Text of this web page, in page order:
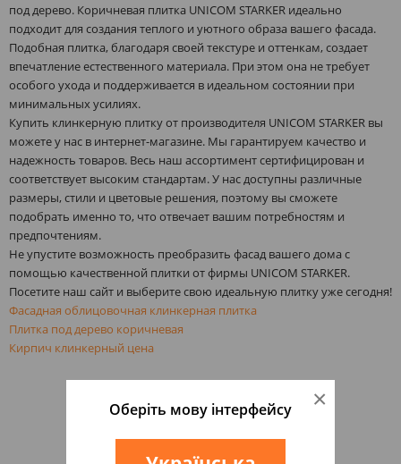
под дерево. Коричневая плитка UNICOM STARKER идеально
подходит для создания теплого и уютного образа вашего фасада.
Подобная плитка, благодаря своей текстуре и оттенкам, создает
впечатление естественного материала. При этом она не требует
особого ухода и поддерживается в идеальном состоянии при
минимальных усилиях.
Купить клинкерную плитку от производителя UNICOM STARKER вы
можете у нас в интернет-магазине. Мы гарантируем качество и
надежность товаров. Весь наш ассортимент сертифицирован и
соответствует высоким стандартам. У нас доступны различные
размеры, стили и цветовые решения, поэтому вы сможете
подобрать именно то, что отвечает вашим потребностям и
предпочтениям.
Не упустите возможность преобразить фасад вашего дома с
помощью качественной плитки от фирмы UNICOM STARKER.
Посетите наш сайт и выберите свою идеальную плитку уже сегодня!
Фасадная облицовочная клинкерная плитка
Плитка под дерево коричневая
Кирпич клинкерный цена
×
Оберіть мову інтерфейсу